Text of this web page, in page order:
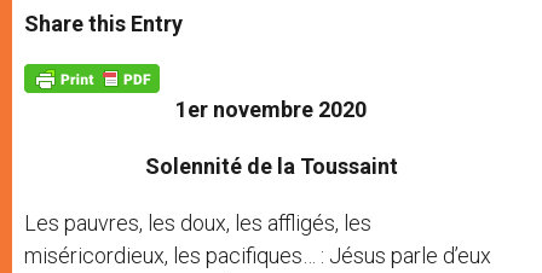
t
s
p
p
s
e
g
e
e
b
o
k
Share this Entry
1er novembre 2020
Solennité de la Toussaint
Les pauvres, les doux, les affligés, les
miséricordieux, les pacifiques… : Jésus parle d’eux